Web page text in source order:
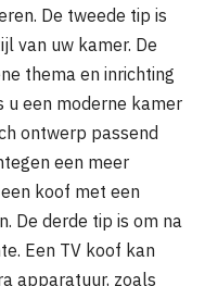
De tweede tip is
van uw kamer. De
thema en inrichting
u een moderne kamer
ontwerp passend
een meer
koof met een
De derde tip is om na
Een TV koof kan
apparatuur, zoals